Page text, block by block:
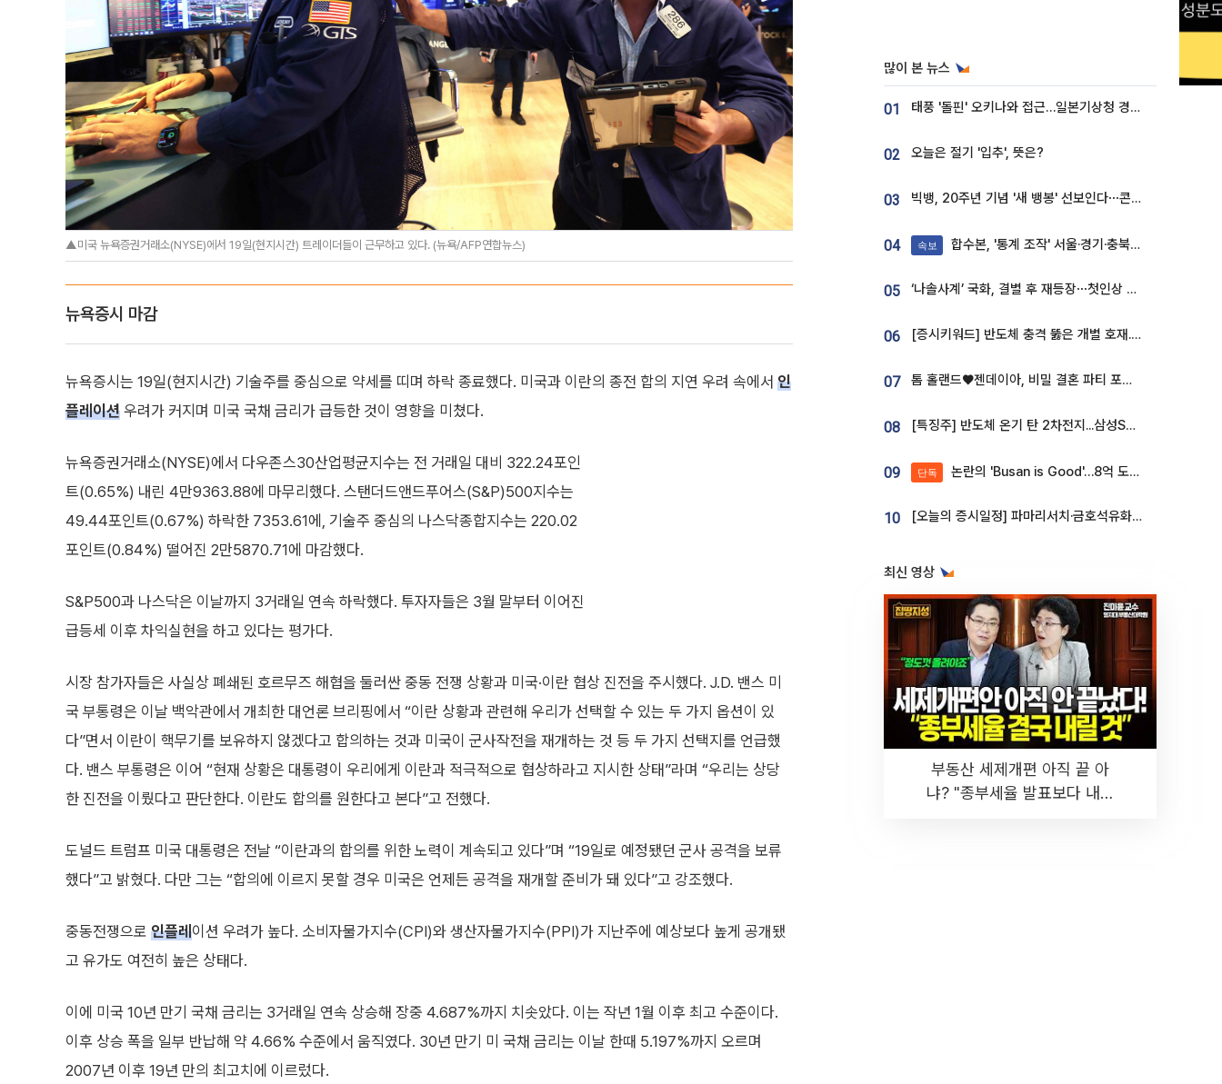
▲미국 뉴욕증권거래소(NYSE)에서 19일(현지시간) 트레이더들이 근무하고 있다. (뉴욕/AFP연합뉴스)
뉴욕증시 마감
뉴욕증시는 19일(현지시간) 기술주를 중심으로 약세를 띠며 하락 종료했다. 미국과 이란의 종전 합의 지연 우려 속에서 인
플레이션 우려가 커지며 미국 국채 금리가 급등한 것이 영향을 미쳤다.
뉴욕증권거래소(NYSE)에서 다우존스30산업평균지수는 전 거래일 대비 322.24포인
트(0.65%) 내린 4만9363.88에 마무리했다. 스탠더드앤드푸어스(S&P)500지수는
49.44포인트(0.67%) 하락한 7353.61에, 기술주 중심의 나스닥종합지수는 220.02
포인트(0.84%) 떨어진 2만5870.71에 마감했다.
S&P500과 나스닥은 이날까지 3거래일 연속 하락했다. 투자자들은 3월 말부터 이어진
급등세 이후 차익실현을 하고 있다는 평가다.
시장 참가자들은 사실상 폐쇄된 호르무즈 해협을 둘러싼 중동 전쟁 상황과 미국·이란 협상 진전을 주시했다. J.D. 밴스 미
국 부통령은 이날 백악관에서 개최한 대언론 브리핑에서 “이란 상황과 관련해 우리가 선택할 수 있는 두 가지 옵션이 있
다”면서 이란이 핵무기를 보유하지 않겠다고 합의하는 것과 미국이 군사작전을 재개하는 것 등 두 가지 선택지를 언급했
다. 밴스 부통령은 이어 “현재 상황은 대통령이 우리에게 이란과 적극적으로 협상하라고 지시한 상태”라며 “우리는 상당
한 진전을 이뤘다고 판단한다. 이란도 합의를 원한다고 본다”고 전했다.
도널드 트럼프 미국 대통령은 전날 “이란과의 합의를 위한 노력이 계속되고 있다”며 “19일로 예정됐던 군사 공격을 보류
했다”고 밝혔다. 다만 그는 “합의에 이르지 못할 경우 미국은 언제든 공격을 재개할 준비가 돼 있다”고 강조했다.
중동전쟁으로 인플레이션 우려가 높다. 소비자물가지수(CPI)와 생산자물가지수(PPI)가 지난주에 예상보다 높게 공개됐
고 유가도 여전히 높은 상태다.
이에 미국 10년 만기 국채 금리는 3거래일 연속 상승해 장중 4.687%까지 치솟았다. 이는 작년 1월 이후 최고 수준이다.
이후 상승 폭을 일부 반납해 약 4.66% 수준에서 움직였다. 30년 만기 미 국채 금리는 이날 한때 5.197%까지 오르며
2007년 이후 19년 만의 최고치에 이르렀다.
많이 본 뉴스
01 태풍 '돌핀' 오키나와 접근…일본기상청 경로 업데이트
02 오늘은 절기 '입추', 뜻은?
03 빅뱅, 20주년 기념 '새 뱅봉' 선보인다⋯콘서트 앞두고 팝업 개최
04 속보 합수본, '통계 조작' 서울·경기·충북 선관위 등 추가 압수수색
05 ‘나솔사계’ 국화, 결별 후 재등장⋯첫인상 투표 휩쓸고 ‘인기녀’ 등극
06 [증시키워드] 반도체 충격 뚫은 개별 호재...포스코퓨처엠·에코프로·한화솔루션 '눈길'
07 톰 홀랜드♥젠데이아, 비밀 결혼 파티 포착⋯호텔 대관비만 9억
08 [특징주] 반도체 온기 탄 2차전지...삼성SDI, 장 초반 7% 넘게 껑충
09 단독 논란의 'Busan is Good'…8억 도시브랜드, 용산 대통령실 CI 업체가 수행
10 [오늘의 증시일정] 파마리서치·금호석유화학·코오롱인더·상상인증권 등
최신 영상
부동산 세제개편 아직 끝 아
냐? "종부세율 발표보다 내릴